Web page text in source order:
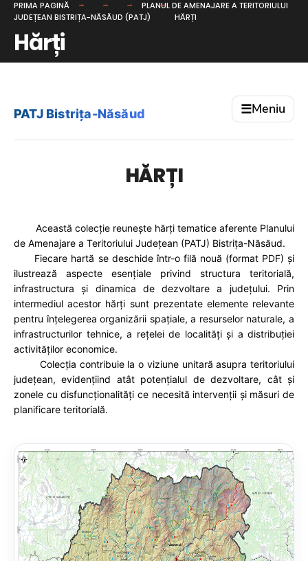
PRIMA PAGINĂ
PLANUL DE AMENAJARE A TERITORIULUI
JUDEȚEAN BISTRIȚA-NĂSĂUD (PATJ)
HĂRȚI
Hărți
PATJ Bistrița-Năsăud ☰Meniu
HĂRȚI
Această colecție reunește hărți tematice aferente Planului
de Amenajare a Teritoriului Județean (PATJ) Bistrița-Năsăud.
Fiecare hartă se deschide într-o filă nouă (format PDF) și
ilustrează aspecte esențiale privind structura teritorială,
infrastructura și dinamica de dezvoltare a județului. Prin
intermediul acestor hărți sunt prezentate elemente relevante
pentru înțelegerea organizării spațiale, a resurselor naturale, a
infrastructurilor tehnice, a rețelei de localități și a distribuției
activităților economice.
Colecția contribuie la o viziune unitară asupra teritoriului
județean, evidențiind atât potențialul de dezvoltare, cât și
zonele cu disfuncționalități ce necesită intervenții și măsuri de
planificare teritorială.